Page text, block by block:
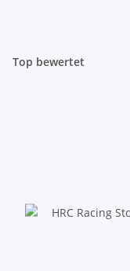
Top bewertet